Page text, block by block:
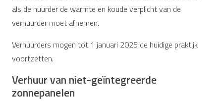
als de huurder de warmte en koude verplicht van de
verhuurder moet afnemen.
Verhuurders mogen tot 1 januari 2025 de huidige praktijk
voortzetten.
Verhuur van niet-geïntegreerde
zonnepanelen